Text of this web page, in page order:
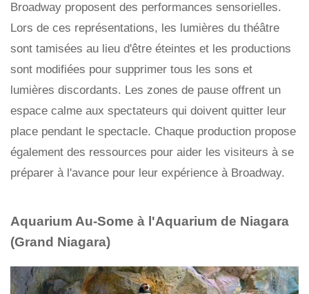
Broadway proposent des performances sensorielles.
Lors de ces représentations, les lumières du théâtre
sont tamisées au lieu d'être éteintes et les productions
sont modifiées pour supprimer tous les sons et
lumières discordants. Les zones de pause offrent un
espace calme aux spectateurs qui doivent quitter leur
place pendant le spectacle. Chaque production propose
également des ressources pour aider les visiteurs à se
préparer à l'avance pour leur expérience à Broadway.
Aquarium Au-Some à l'Aquarium de Niagara
(Grand Niagara)